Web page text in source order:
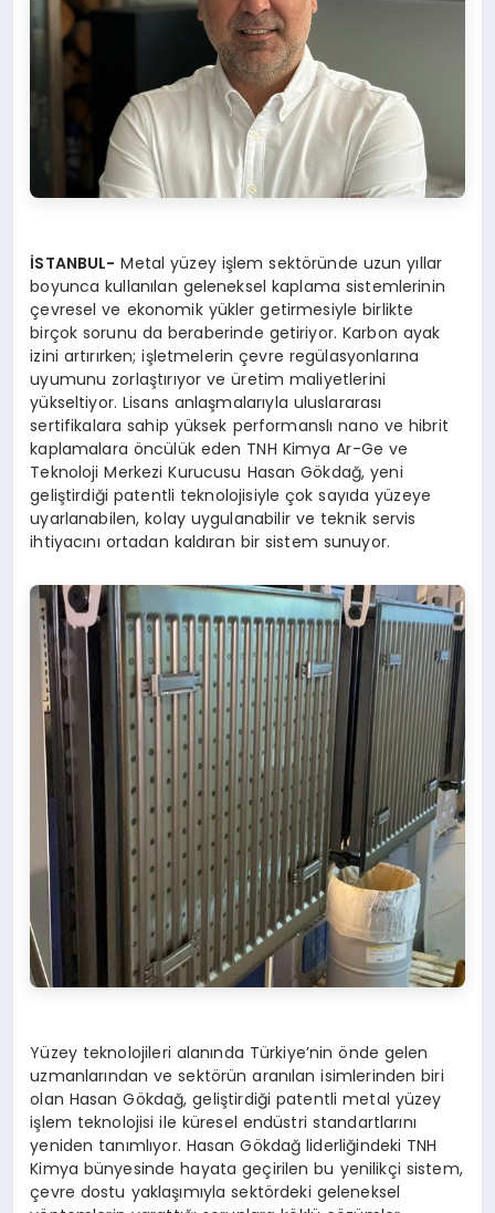
İSTANBUL- Metal yüzey işlem sektöründe uzun yıllar
boyunca kullanılan geleneksel kaplama sistemlerinin
çevresel ve ekonomik yükler getirmesiyle birlikte
birçok sorunu da beraberinde getiriyor. Karbon ayak
izini artırırken; işletmelerin çevre regülasyonlarına
uyumunu zorlaştırıyor ve üretim maliyetlerini
yükseltiyor. Lisans anlaşmalarıyla uluslararası
sertifikalara sahip yüksek performanslı nano ve hibrit
kaplamalara öncülük eden TNH Kimya Ar-Ge ve
Teknoloji Merkezi Kurucusu Hasan Gökdağ, yeni
geliştirdiği patentli teknolojisiyle çok sayıda yüzeye
uyarlanabilen, kolay uygulanabilir ve teknik servis
ihtiyacını ortadan kaldıran bir sistem sunuyor.
Yüzey teknolojileri alanında Türkiye’nin önde gelen
uzmanlarından ve sektörün aranılan isimlerinden biri
olan Hasan Gökdağ, geliştirdiği patentli metal yüzey
işlem teknolojisi ile küresel endüstri standartlarını
yeniden tanımlıyor. Hasan Gökdağ liderliğindeki TNH
Kimya bünyesinde hayata geçirilen bu yenilikçi sistem,
çevre dostu yaklaşımıyla sektördeki geleneksel